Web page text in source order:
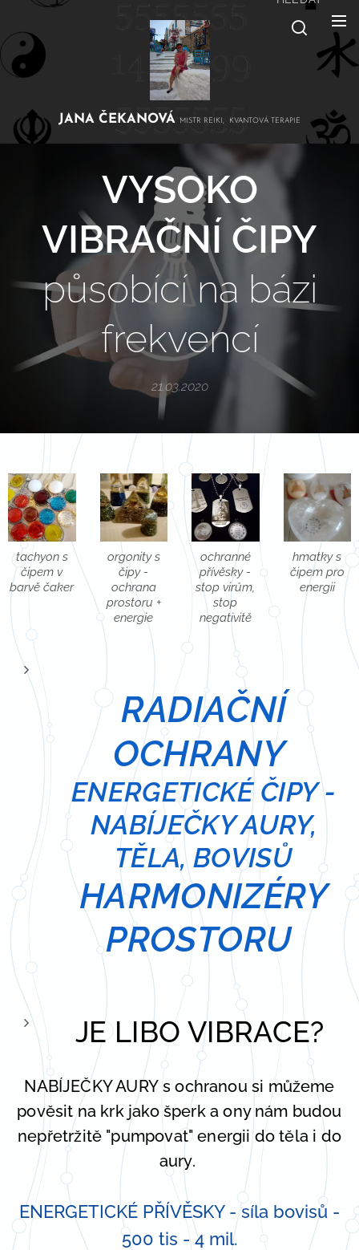
JANA ČEKANOVÁ MISTR REIKI, KVANTOVÁ TERAPIE
VYSOKO
VIBRAČNÍ ČIPY
působící na bázi
frekvencí
21.03.2020
tachyon s
čipem v
barvě čaker
orgonity s
čipy -
ochrana
prostoru +
energie
ochranné
přívěsky -
stop virům,
stop
negativitě
hmatky s
čipem pro
energii
RADIAČNÍ
OCHRANY
ENERGETICKÉ ČIPY -
NABÍJEČKY AURY,
TĚLA, BOVISŮ
HARMONIZÉRY
PROSTORU
JE LIBO VIBRACE?
NABÍJEČKY AURYs ochranou si můžeme
pověsit na krk jako šperk a ony nám budou
nepřetržitě "pumpovat" energii do těla i do
aury.
ENERGETICKÉ PŘÍVĚSKY - síla bovisů -
500 tis - 4 mil.